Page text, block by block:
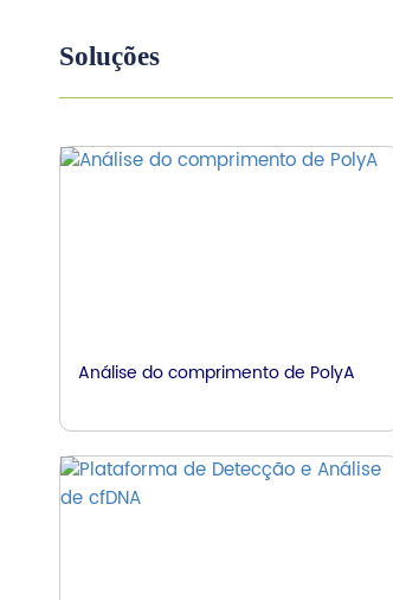
Soluções
Análise do comprimento de PolyA